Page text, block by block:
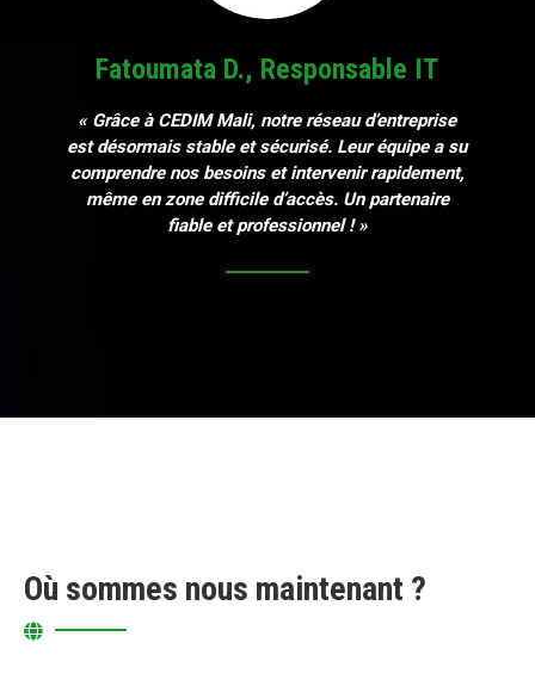
Fatoumata D., Responsable IT
« Grâce à CEDIM Mali, notre réseau d’entreprise
est désormais stable et sécurisé. Leur équipe a su
comprendre nos besoins et intervenir rapidement,
même en zone difficile d’accès. Un partenaire
fiable et professionnel ! »
Où sommes nous maintenant ?